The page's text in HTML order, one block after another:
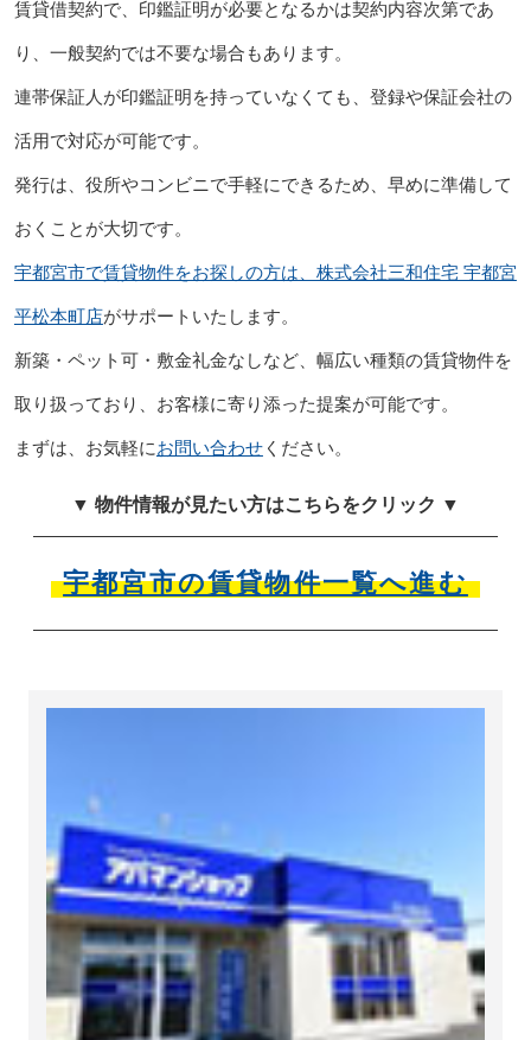
賃貸借契約で、印鑑証明が必要となるかは契約内容次第であ
り、一般契約では不要な場合もあります。
連帯保証人が印鑑証明を持っていなくても、登録や保証会社の
活用で対応が可能です。
発行は、役所やコンビニで手軽にできるため、早めに準備して
おくことが大切です。
宇都宮市で賃貸物件をお探しの方は、株式会社三和住宅 宇都宮
平松本町店がサポートいたします。
新築・ペット可・敷金礼金なしなど、幅広い種類の賃貸物件を
取り扱っており、お客様に寄り添った提案が可能です。
まずは、お気軽にお問い合わせください。
▼ 物件情報が見たい方はこちらをクリック ▼
宇都宮市の賃貸物件一覧へ進む